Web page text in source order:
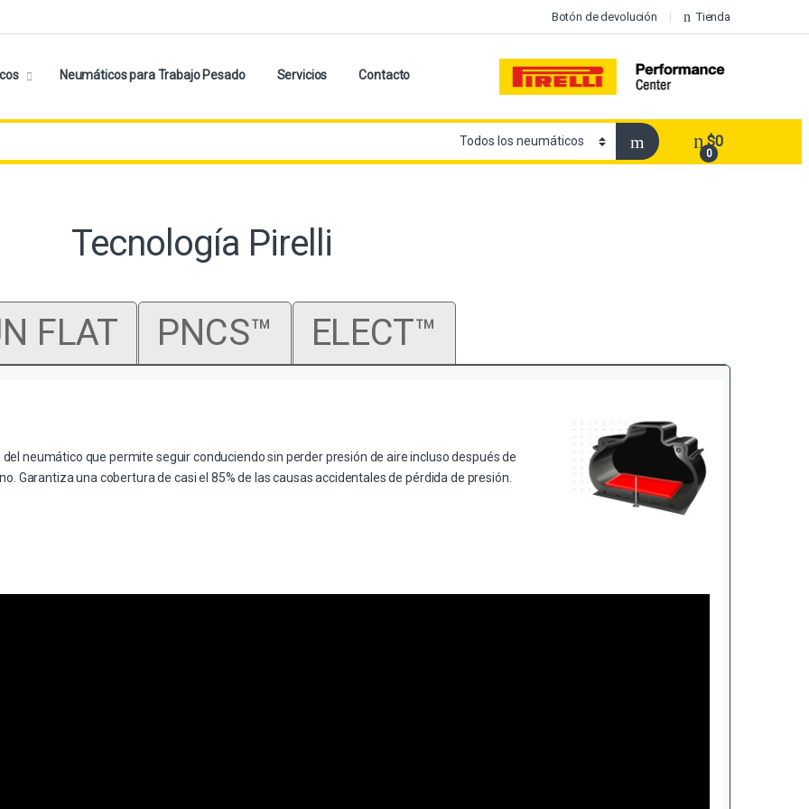
Botón de devolución Tienda
Neumáticos para Trabajo Pesado Servicios Contacto
0
$0
Tecnología Pirelli
FLAT PNCS™ ELECT™
neumático que permite seguir conduciendo sin perder presión de aire incluso después de
Garantiza una cobertura de casi el 85% de las causas accidentales de pérdida de presión.